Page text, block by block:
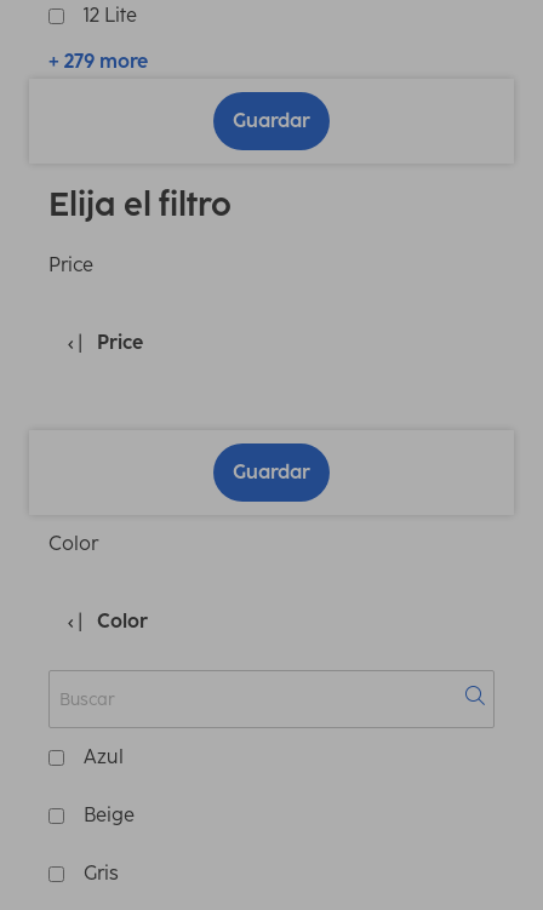
12 Lite
+ 279 more
Guardar
Elija el filtro
Price
Price
Guardar
Color
Color
Azul
Beige
Gris